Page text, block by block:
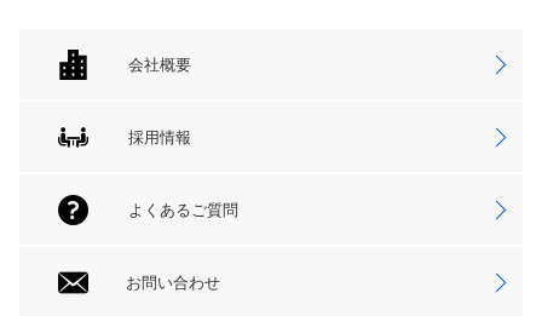
会社概要
採用情報
よくあるご質問
お問い合わせ